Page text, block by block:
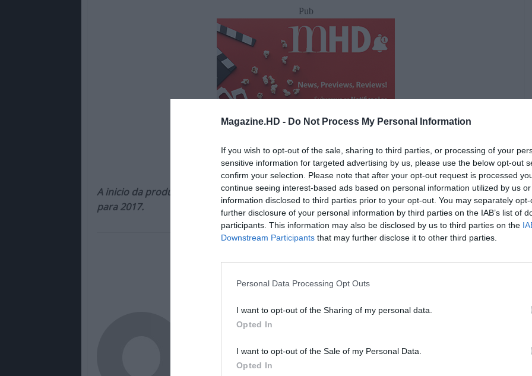
Magazine.HD - Do Not Process My Personal Information
If you wish to opt-out of the sale, sharing to third parties, or processing of your
sensitive information for targeted advertising by us, please use the below opt-out
confirm your selection. Please note that after your opt-out request is processed
continue seeing interest-based ads based on personal information utilized by us
information disclosed to third parties prior to your opt-out. You may separately
further disclosure of your personal information by third parties on the IAB’s list of
participants. This information may also be disclosed by us to third parties on the
Downstream Participants that may further disclose it to other third parties.
Personal Data Processing Opt Outs
I want to opt-out of the Sharing of my personal data.
Opted In
I want to opt-out of the Sale of my Personal Data.
Opted In
Pub
A inicio da produção esta previsto começar mais para o fim deste ano, apontando a estreia
para 2017.